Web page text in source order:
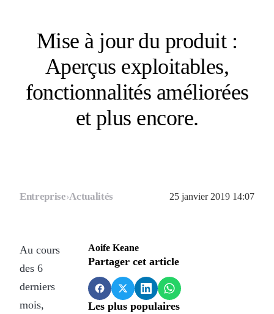
Mise à jour du produit :
Aperçus exploitables,
fonctionnalités améliorées
et plus encore.
Entreprise›Actualités 25 janvier 2019 14:07
Au cours
des 6
derniers
mois,
Aoife Keane
Partager cet article
Les plus populaires